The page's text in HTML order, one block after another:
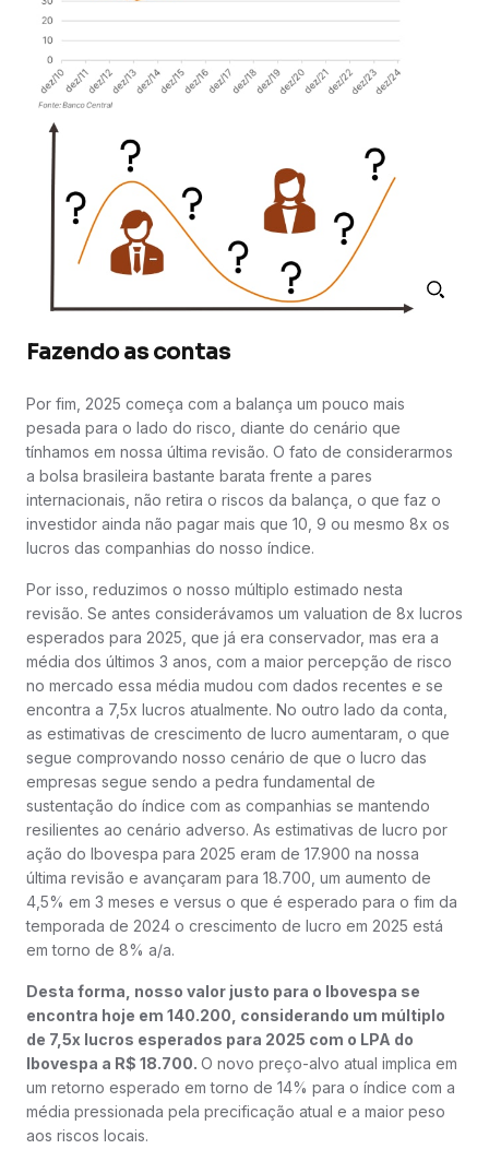
Fazendo as contas
Por fim, 2025 começa com a balança um pouco mais
pesada para o lado do risco, diante do cenário que
tínhamos em nossa última revisão. O fato de considerarmos
a bolsa brasileira bastante barata frente a pares
internacionais, não retira o riscos da balança, o que faz o
investidor ainda não pagar mais que 10, 9 ou mesmo 8x os
lucros das companhias do nosso índice.
Por isso, reduzimos o nosso múltiplo estimado nesta
revisão. Se antes considerávamos um valuation de 8x lucros
esperados para 2025, que já era conservador, mas era a
média dos últimos 3 anos, com a maior percepção de risco
no mercado essa média mudou com dados recentes e se
encontra a 7,5x lucros atualmente. No outro lado da conta,
as estimativas de crescimento de lucro aumentaram, o que
segue comprovando nosso cenário de que o lucro das
empresas segue sendo a pedra fundamental de
sustentação do índice com as companhias se mantendo
resilientes ao cenário adverso. As estimativas de lucro por
ação do Ibovespa para 2025 eram de 17.900 na nossa
última revisão e avançaram para 18.700, um aumento de
4,5% em 3 meses e versus o que é esperado para o fim da
temporada de 2024 o crescimento de lucro em 2025 está
em torno de 8% a/a.
Desta forma, nosso valor justo para o Ibovespa se
encontra hoje em 140.200, considerando um múltiplo
de 7,5x lucros esperados para 2025 com o LPA do
Ibovespa a R$ 18.700. O novo preço-alvo atual implica em
um retorno esperado em torno de 14% para o índice com a
média pressionada pela precificação atual e a maior peso
aos riscos locais.